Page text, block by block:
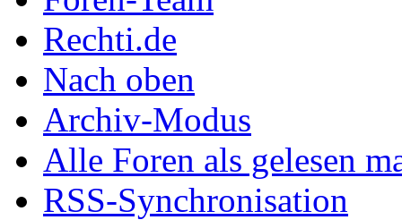
Rechti.de
Nach oben
Archiv-Modus
Alle Foren als gelesen
RSS-Synchronisation